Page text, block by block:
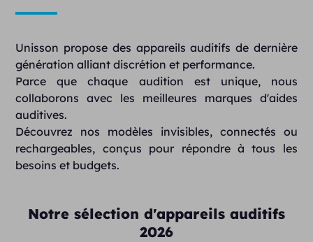
Unisson propose des appareils auditifs de dernière
génération alliant discrétion et performance.
Parce que chaque audition est unique, nous
collaborons avec les meilleures marques d'aides
auditives.
Découvrez nos modèles invisibles, connectés ou
rechargeables, conçus pour répondre à tous les
besoins et budgets.
Notre sélection d'appareils auditifs
2026